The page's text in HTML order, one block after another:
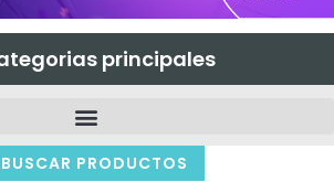
principales
BUSCAR PRODUCTOS